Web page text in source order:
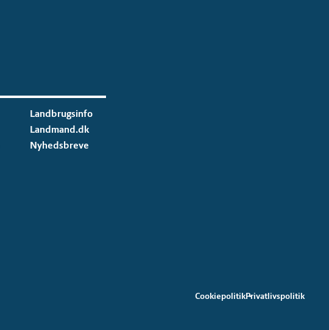
Landbrugsinfo
Landmand.dk
Nyhedsbreve
CookiepolitikPrivatlivspolitik